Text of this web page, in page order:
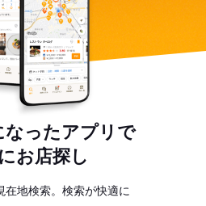
なったアプリで
お店探し
在地検索。検索が快適に